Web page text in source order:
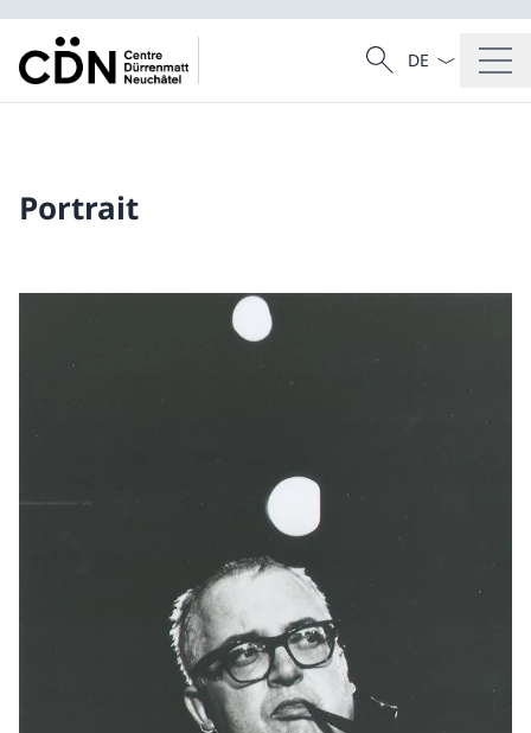
Recherche
Recherche
La langue
Portrait